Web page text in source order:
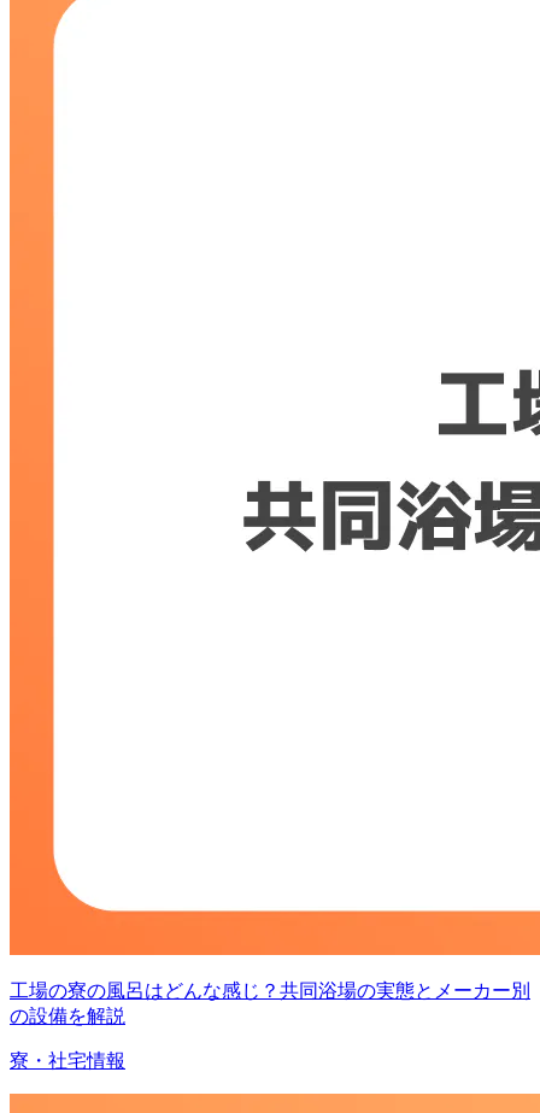
工場の寮の風呂はどんな感じ？共同浴場の実態とメーカー別
の設備を解説
寮・社宅情報